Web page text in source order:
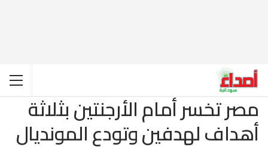
مصر تخسر أمام الأرجنتين بثلاثة
أهداف لهدفين وتودع المونديال